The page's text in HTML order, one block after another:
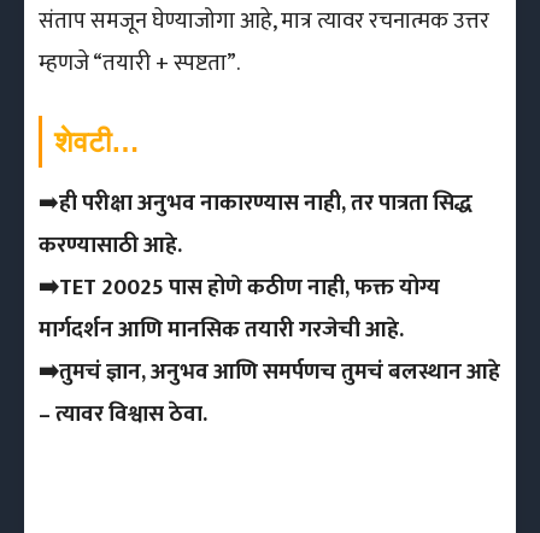
संताप समजून घेण्याजोगा आहे, मात्र त्यावर रचनात्मक उत्तर
म्हणजे “तयारी + स्पष्टता”.
शेवटी…
➡️ही परीक्षा अनुभव नाकारण्यास नाही, तर पात्रता सिद्ध
करण्यासाठी आहे.
➡️TET 20025 पास होणे कठीण नाही, फक्त योग्य
मार्गदर्शन आणि मानसिक तयारी गरजेची आहे.
➡️तुमचं ज्ञान, अनुभव आणि समर्पणच तुमचं बलस्थान आहे
– त्यावर विश्वास ठेवा.